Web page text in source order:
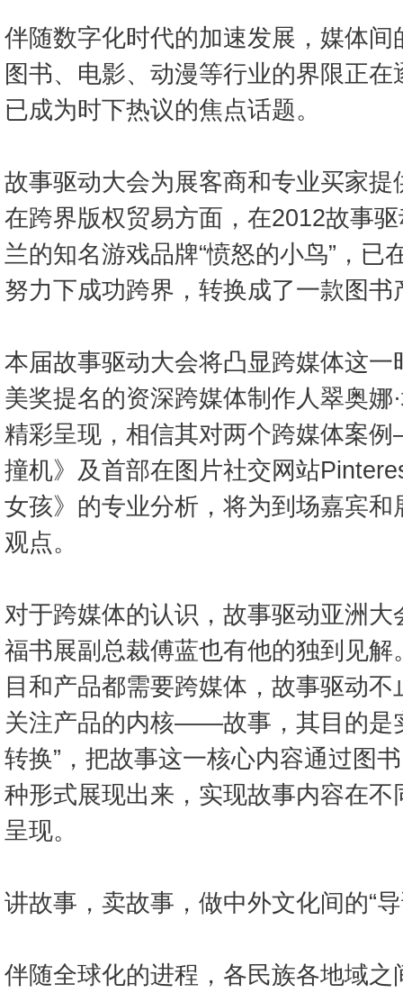
伴随数字化时代的加速发展，媒体
图书、电影、动漫等行业的界限正
已成为时下热议的焦点话题。
故事驱动大会为展客商和专业买家
在跨界版权贸易方面，在2012故事
兰的知名游戏品牌“愤怒的小鸟”，已
努力下成功跨界，转换成了一款图书
本届故事驱动大会将凸显跨媒体这
美奖提名的资深跨媒体制作人翠奥娜
精彩呈现，相信其对两个跨媒体案
撞机》及首部在图片社交网站
女孩》的专业分析，将为到场嘉宾
观点。
对于跨媒体的认识，故事驱动亚洲
福书展副总裁傅蓝也有他的独到见
目和产品都需要跨媒体，故事驱动
关注产品的内核——故事，其目的是
转换”，把故事这一核心内容通过图
种形式展现出来，实现故事内容在
呈现。
讲故事，卖故事，做中外文化间的“导
伴随全球化的进程，各民族各地域